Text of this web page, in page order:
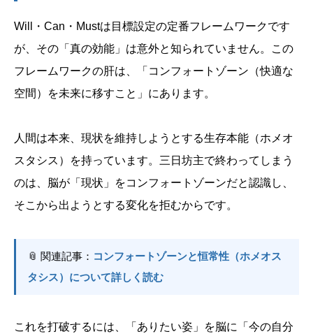
Will・Can・Mustは目標設定の定番フレームワークです
が、その「真の効能」は意外と知られていません。この
フレームワークの肝は、「コンフォートゾーン（快適な
空間）を未来に移すこと」にあります。
人間は本来、現状を維持しようとする生存本能（ホメオ
スタシス）を持っています。三日坊主で終わってしまう
のは、脳が「現状」をコンフォートゾーンだと認識し、
そこから出ようとする変化を拒むからです。
📎 関連記事： コンフォートゾーンと恒常性（ホメオス
タシス）について詳しく読む
これを打破するには、「ありたい姿」を脳に「今の自分